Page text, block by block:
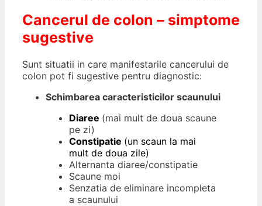
Cancerul de colon – simptome
sugestive
Sunt situatii in care manifestarile cancerului de
colon pot fi sugestive pentru diagnostic:
Schimbarea caracteristicilor scaunului
Diaree (mai mult de doua scaune
pe zi)
Constipatie (un scaun la mai
mult de doua zile)
Alternanta diaree/constipatie
Scaune moi
Senzatia de eliminare incompleta
a scaunului